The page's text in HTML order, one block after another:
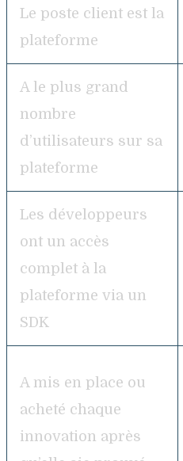
Le poste client est la
plateforme
A le plus grand
nombre
d’utilisateurs sur sa
plateforme
Les développeurs
ont un accès
complet à la
plateforme via un
SDK
A mis en place ou
acheté chaque
innovation après